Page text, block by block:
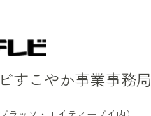
すこやか事業事務局